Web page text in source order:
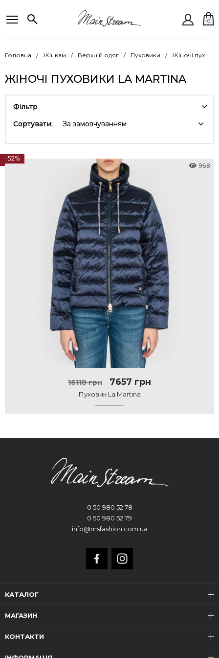
0
Головна Жінкам Верхній одяг Пуховики Жіночі пуховики La Martina
ЖІНОЧІ ПУХОВИКИ LA MARTINA
Фільтр
Сортувати:
За замовчуванням
-52%
16118 грн 7657 грн
Пуховик La Martina
968
КАТАЛОГ
МАГАЗИН
0 50 980 52 78
0 50 980 52 79
info@msfashion.com.ua
КОНТАКТИ